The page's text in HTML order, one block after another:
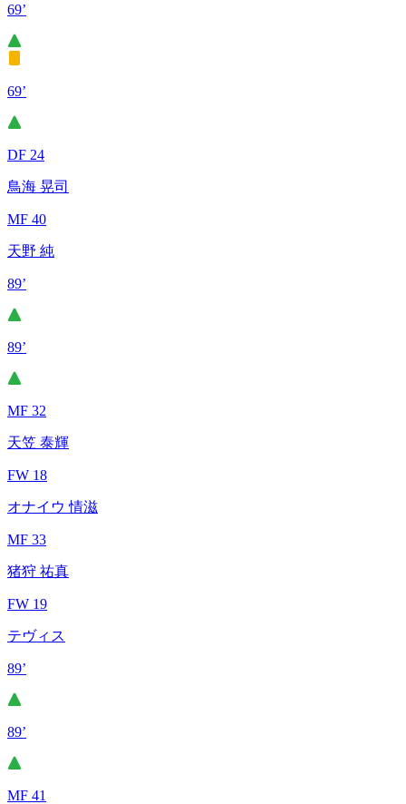
69’
69’
DF 24
鳥海 晃司
MF 40
天野 純
89’
89’
MF 32
天笠 泰輝
FW 18
オナイウ 情滋
MF 33
猪狩 祐真
FW 19
テヴィス
89’
89’
MF 41